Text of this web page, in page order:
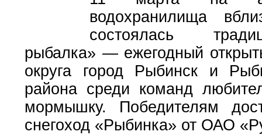
водохранилища
состоялась
рыбалка» — ежегодный
округа город Рыбинск и
района среди команд
мормышку. Победителям
снегоход «Рыбинка» от ОАО